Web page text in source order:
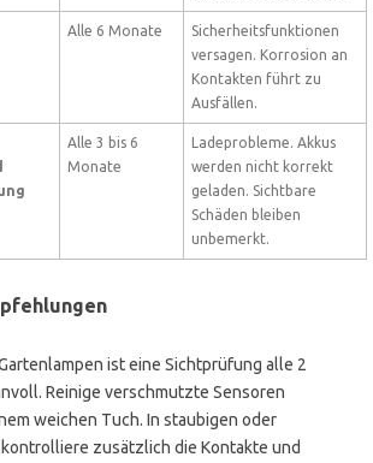
Alle 6 Monate
Sicherheitsfunktionen
versagen. Korrosion an
Kontakten führt zu
Ausfällen.
Alle 3 bis 6
Monate
Ladeprobleme. Akkus
werden nicht korrekt
geladen. Sichtbare
Schäden bleiben
unbemerkt.
ist eine Sichtprüfung alle 2
Reinige verschmutzte Sensoren
weichen Tuch. In staubigen oder
zusätzlich die Kontakte und